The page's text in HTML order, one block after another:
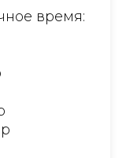
время: